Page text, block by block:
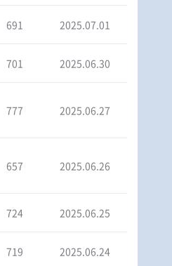
691 2025.07.01
701 2025.06.30
777 2025.06.27
657 2025.06.26
724 2025.06.25
719 2025.06.24